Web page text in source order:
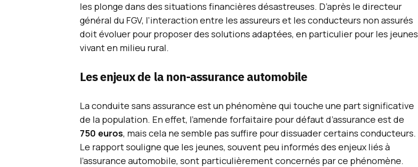
les plonge dans des situations financières désastreuses. D’après le directeur
général du FGV, l’interaction entre les assureurs et les conducteurs non assurés
doit évoluer pour proposer des solutions adaptées, en particulier pour les jeunes
vivant en milieu rural.
Les enjeux de la non-assurance automobile
La conduite sans assurance est un phénomène qui touche une part significative
de la population. En effet, l’amende forfaitaire pour défaut d’assurance est de
750 euros, mais cela ne semble pas suffire pour dissuader certains conducteurs.
Le rapport souligne que les jeunes, souvent peu informés des enjeux liés à
l’assurance automobile, sont particulièrement concernés par ce phénomène.